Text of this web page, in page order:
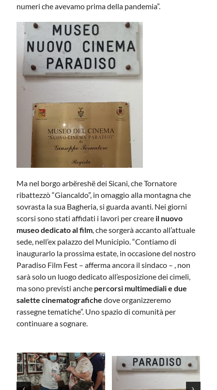
numeri che avevamo prima della pandemia”.
Ma nel borgo arbëreshë dei Sicani, che Tornatore
ribattezzò “Giancaldo”, in omaggio alla montagna che
sovrasta la sua Bagheria, si guarda avanti. Nei giorni
scorsi sono stati affidati i lavori per creare il nuovo
museo dedicato al film, che sorgerà accanto all’attuale
sede, nell’ex palazzo del Municipio. “Contiamo di
inaugurarlo la prossima estate, in occasione del nostro
Paradiso Film Fest – afferma ancora il sindaco – , non
sarà solo un luogo dedicato all’esposizione dei cimeli,
ma sono previsti anche percorsi multimediali e due
salette cinematografiche dove organizzeremo
rassegne tematiche”. Uno spazio di comunità per
continuare a sognare.